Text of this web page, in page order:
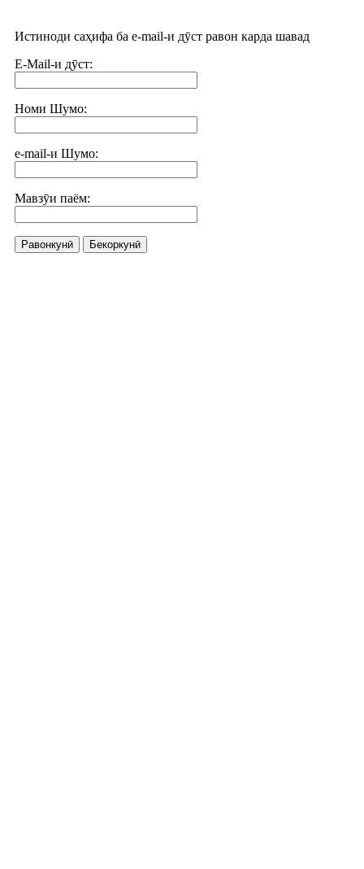
Истиноди саҳифа ба e-mail-и дӯст равон карда шавад
E-Mail-и дӯст:
Номи Шумо:
e-mail-и Шумо:
Мавзӯи паём:
Равонкунӣ Бекоркунӣ